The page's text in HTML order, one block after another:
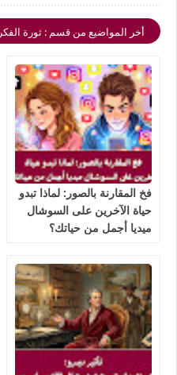
أخر المواضيع من قسم : ثورة الفكر
فخ المقارنة بالصور: لماذا تبدو
حياة الآخرين على السوشال
ميديا أجمل من حياتك؟